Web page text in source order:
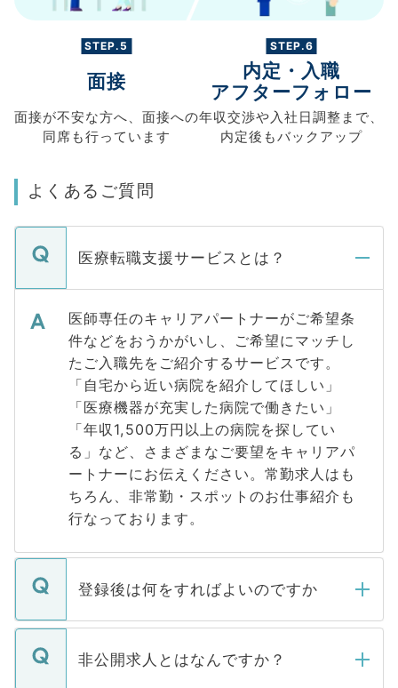
STEP.5
面接
面接が不安な方へ、 面接への
同席も行っています
STEP.6
内定・入職
アフターフォロー
年収交渉や入社日調整まで、
内定後もバックアップ
よくあるご質問
医療転職支援サービスとは？
医師専任のキャリアパートナーがご希望条
件などをおうかがいし、ご希望にマッチし
たご入職先をご紹介するサービスです。
「自宅から近い病院を紹介してほしい」
「医療機器が充実した病院で働きたい」
「年収1,500万円以上の病院を探してい
る」など、さまざまなご要望をキャリアパ
ートナーにお伝えください。常勤求人はも
ちろん、非常勤・スポットのお仕事紹介も
行なっております。
登録後は何をすればよいのですか
ご登録いただきましたら、弊社担当者がご
登録内容を確認し、その後メールもしくは
非公開求人とはなんですか？